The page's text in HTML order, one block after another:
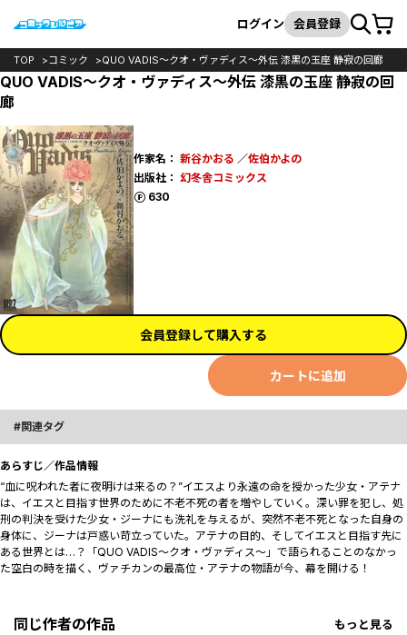
検索
ログイン 会員登録カート
TOP コミック QUO VADIS～クオ・ヴァディス～外伝 漆黒の玉座 静寂の回廊
QUO VADIS～クオ・ヴァディス～外伝 漆黒の玉座 静寂の回
廊
作家名： 新谷かおる ／佐伯かよの
出版社： 幻冬舎コミックス
630
ポイント
会員登録して購入する
カートに追加
関連タグ
あらすじ／作品情報
“血に呪われた者に夜明けは来るの？”イエスより永遠の命を授かった少女・アテナ
は、イエスと目指す世界のために不老不死の者を増やしていく。深い罪を犯し、処
刑の判決を受けた少女・ジーナにも洗礼を与えるが、突然不老不死となった自身の
身体に、ジーナは戸惑い苛立っていた――。アテナの目的、そしてイエスと目指す先に
ある世界とは…？「QUO VADIS～クオ・ヴァディス～」で語られることのなかっ
た空白の時を描く、ヴァチカンの最高位・アテナの物語が今、幕を開ける！
同じ作者の作品 もっと見る